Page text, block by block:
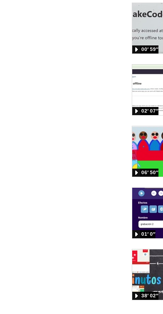
00′ 59″
02′ 07″
06′ 50″
01′ 0″
38′ 02″